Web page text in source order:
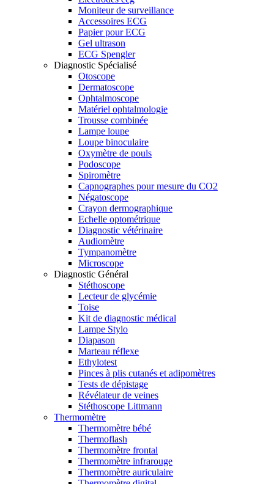
Moniteur de surveillance
Accessoires ECG
Papier pour ECG
Gel ultrason
ECG Spengler
Diagnostic Spécialisé
Otoscope
Dermatoscope
Ophtalmoscope
Matériel ophtalmologie
Trousse combinée
Lampe loupe
Loupe binoculaire
Oxymètre de pouls
Podoscope
Spiromètre
Capnographes pour mesure du CO2
Négatoscope
Crayon dermographique
Echelle optométrique
Diagnostic vétérinaire
Audiomètre
Tympanomètre
Microscope
Diagnostic Général
Stéthoscope
Lecteur de glycémie
Toise
Kit de diagnostic médical
Lampe Stylo
Diapason
Marteau réflexe
Ethylotest
Pinces à plis cutanés et adipomètres
Tests de dépistage
Révélateur de veines
Stéthoscope Littmann
Thermomètre
Thermomètre bébé
Thermoflash
Thermomètre frontal
Thermomètre infrarouge
Thermomètre auriculaire